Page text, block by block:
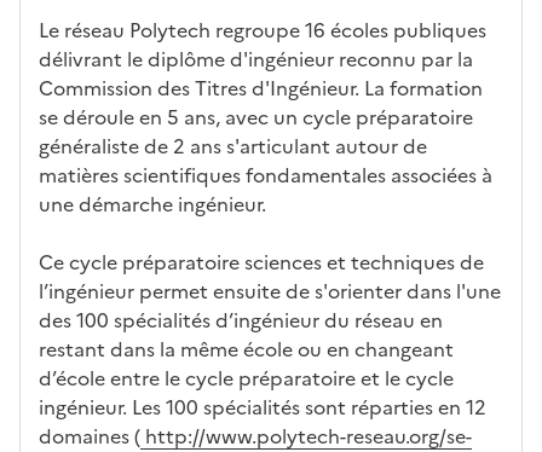
o
r
m
a
t
i
d
a
n
s
a
act
éris
tiq
ues
ssemen
t
ali
té
s
d
e
c
a
di
d
at
ur
e
ac
cè
s à
la
fo
rm
dé
bo
uch
és
l'ét
iss
Le réseau Polytech regroupe 16 écoles publiques
délivrant le diplôme d'ingénieur reconnu par la
Commission des Titres d'Ingénieur. La formation
se déroule en 5 ans, avec un cycle préparatoire
généraliste de 2 ans s'articulant autour de
matières scientifiques fondamentales associées à
une démarche ingénieur.
Ce cycle préparatoire sciences et techniques de
l’ingénieur permet ensuite de s'orienter dans l'une
des 100 spécialités d’ingénieur du réseau en
restant dans la même école ou en changeant
d’école entre le cycle préparatoire et le cycle
ingénieur. Les 100 spécialités sont réparties en 12
domaines ( http://www.polytech-reseau.org/se-